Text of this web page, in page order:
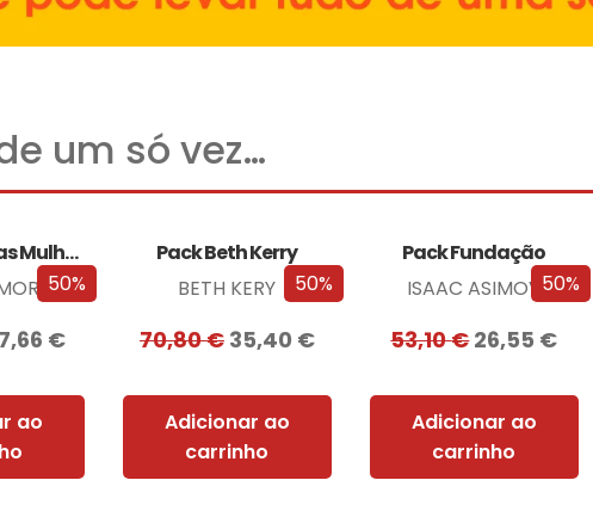
um só vez…
50%
Pack A Liga das Mulheres Extraordinárias
€
ao
50%
Pack Beth Kerry
BETH KERY
70,80€ 35,40 €
Adicionar ao
carrinho
50%
Pack Fundação
ISAAC ASIMOV
53,10€26,55 €
Adicionar ao
carrinho